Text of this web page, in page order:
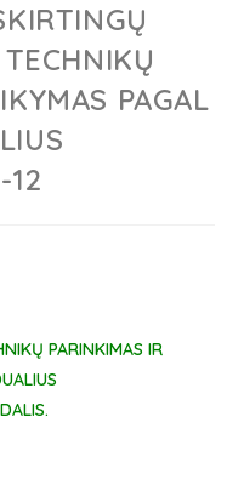
PAGAL
12
PARINKIMAS IR